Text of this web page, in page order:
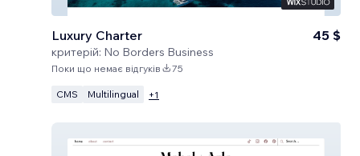
Luxury Charter
критерій: No Borders Business
45 $
Поки що немає відгуків 75
CMS Multilingual +1